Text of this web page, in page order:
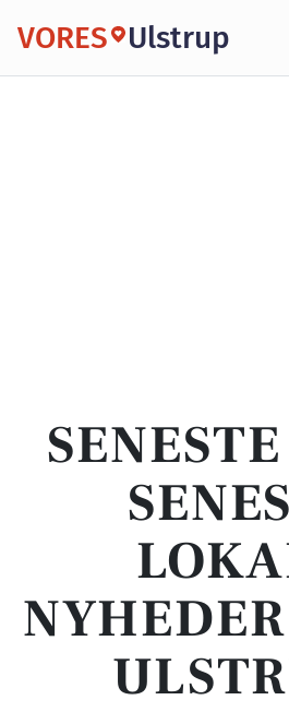
VORES Ulstrup